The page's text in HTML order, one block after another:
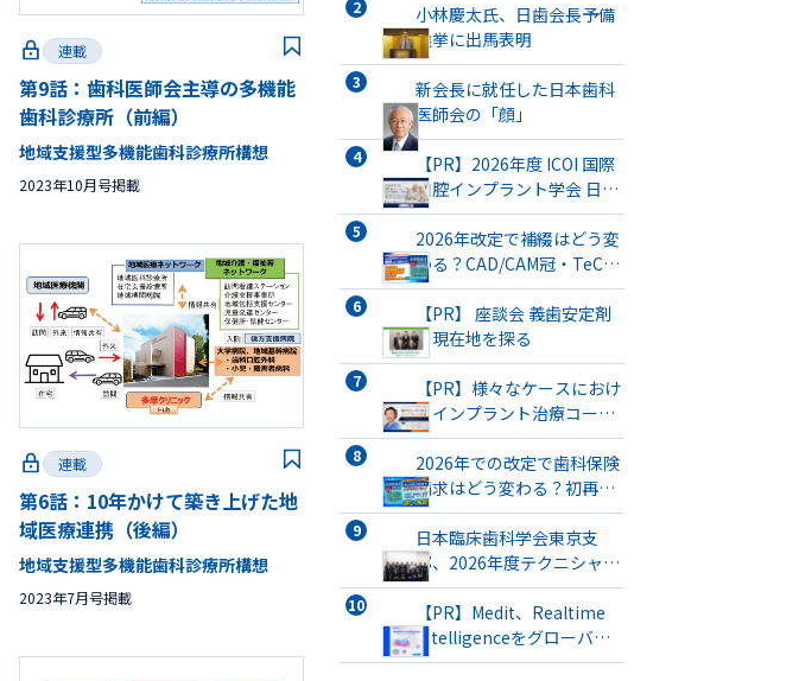
連載
第9話：歯科医師会主導の多機能
歯科診療所（前編）
地域支援型多機能歯科診療所構想
2023年10月号掲載
連載
第6話：10年かけて築き上げた地
域医療連携（後編）
地域支援型多機能歯科診療所構想
2023年7月号掲載
小林慶太氏、日歯会長予備
選挙に出馬表明
新会長に就任した日本歯科
医師会の「顔」
【PR】2026年度 ICOI 国際
口腔インプラント学会 日本
支部総会・学術大会開催
2026年改定で補綴はどう変
わる？CAD/CAM冠・TeC・
義管／歯リハ1・チタンブリ
ッジ・3次元プリント有床義
歯まで詳解
【PR】 座談会 義歯安定剤
の現在地を探る
【PR】様々なケースにおけ
るインプラント治療コース
開催
2026年での改定で歯科保険
請求はどう変わる？初再
診・医療DX・歯管・口腔機
能・SPTまで徹底解説
日本臨床歯科学会東京支
部、2026年度テクニシャン
ミーティングを開催
【PR】Medit、Realtime
Intelligenceをグローバル
で提供開始 口腔内スキャナ